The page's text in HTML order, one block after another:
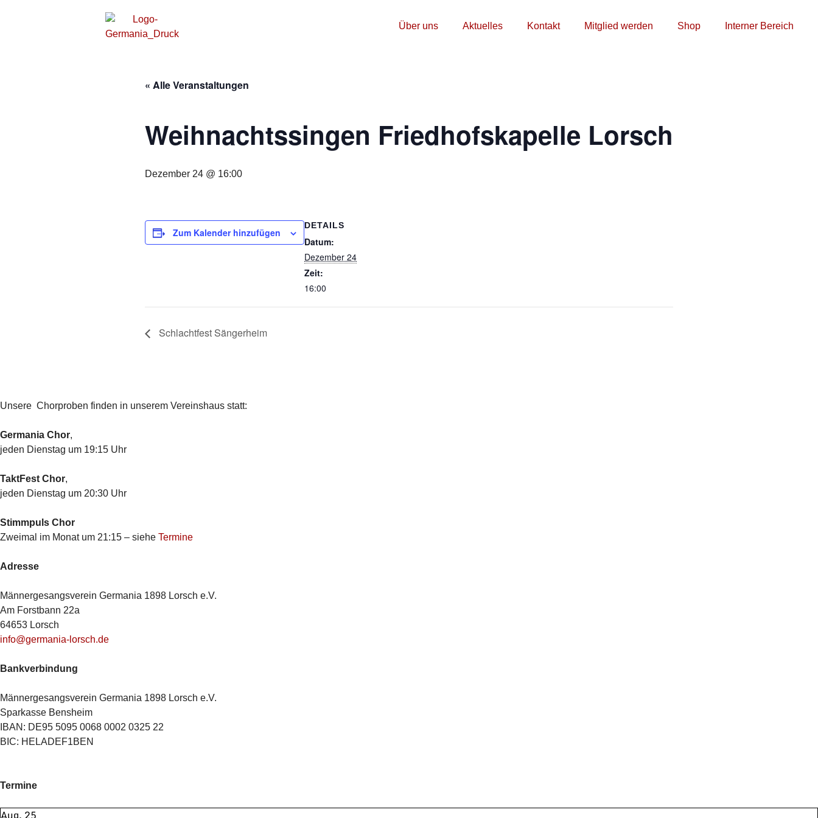
Über uns Aktuelles Kontakt Mitglied werden Shop Interner Bereich
« Alle Veranstaltungen
Weihnachtssingen Friedhofskapelle Lorsch
Dezember 24 @ 16:00
Zum Kalender hinzufügen
DETAILS
Datum:
Dezember 24
Zeit:
16:00
Schlachtfest Sängerheim
Unsere Chorproben finden in unserem Vereinshaus statt:
Germania Chor,
jeden Dienstag um 19:15 Uhr
TaktFest Chor,
jeden Dienstag um 20:30 Uhr
Stimmpuls Chor
Zweimal im Monat um 21:15 – siehe Termine
Adresse
Männergesangsverein Germania 1898 Lorsch e.V.
Am Forstbann 22a
64653 Lorsch
info@germania-lorsch.de
Bankverbindung
Männergesangsverein Germania 1898 Lorsch e.V.
Sparkasse Bensheim
IBAN: DE95 5095 0068 0002 0325 22
BIC: HELADEF1BEN
Termine